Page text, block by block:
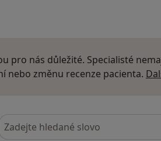
pro nás důležité. Specialisté
nebo změnu recenze pacienta.
v názorech